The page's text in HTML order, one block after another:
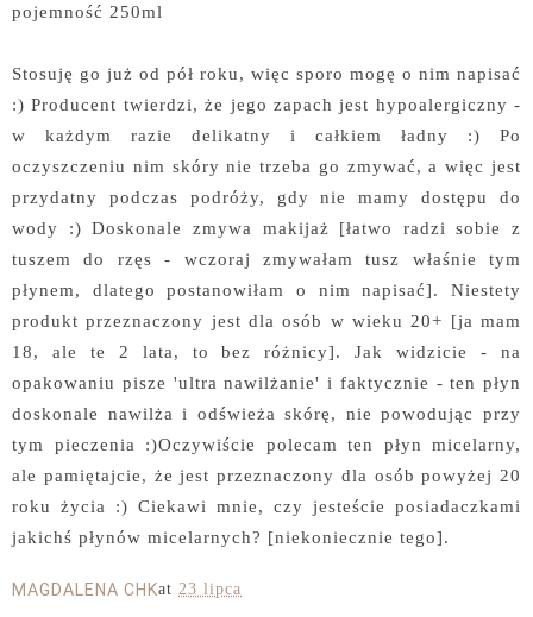
pojemność 250ml
Stosuję go już od pół roku, więc sporo mogę o nim napisać
:) Producent twierdzi, że jego zapach jest hypoalergiczny -
w każdym razie delikatny i całkiem ładny :) Po
oczyszczeniu nim skóry nie trzeba go zmywać, a więc jest
przydatny podczas podróży, gdy nie mamy dostępu do
wody :) Doskonale zmywa makijaż [łatwo radzi sobie z
tuszem do rzęs - wczoraj zmywałam tusz właśnie tym
płynem, dlatego postanowiłam o nim napisać]. Niestety
produkt przeznaczony jest dla osób w wieku 20+ [ja mam
18, ale te 2 lata, to bez różnicy]. Jak widzicie - na
opakowaniu pisze 'ultra nawilżanie' i faktycznie - ten płyn
doskonale nawilża i odświeża skórę, nie powodując przy
tym pieczenia :)Oczywiście polecam ten płyn micelarny,
ale pamiętajcie, że jest przeznaczony dla osób powyżej 20
roku życia :) Ciekawi mnie, czy jesteście posiadaczkami
jakichś płynów micelarnych? [niekoniecznie tego].
MAGDALENA CHKat 23 lipca